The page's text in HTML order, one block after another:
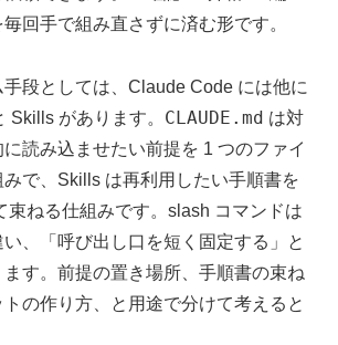
回手で組み直さずに済む形です。
段としては、Claude Code には他に
Skills があります。 CLAUDE.md は対
読み込ませたい前提を 1 つのファイ
で、Skills は再利用したい手順書を
束ねる仕組みです。slash コマンドは
、「呼び出し口を短く固定する」と
す。前提の置き場所、手順書の束ね
の作り方、と用途で分けて考えると